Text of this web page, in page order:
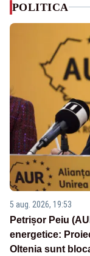
POLITICA
5 aug. 2026, 19:53
Petrișor Peiu
energetice:
Oltenia sunt